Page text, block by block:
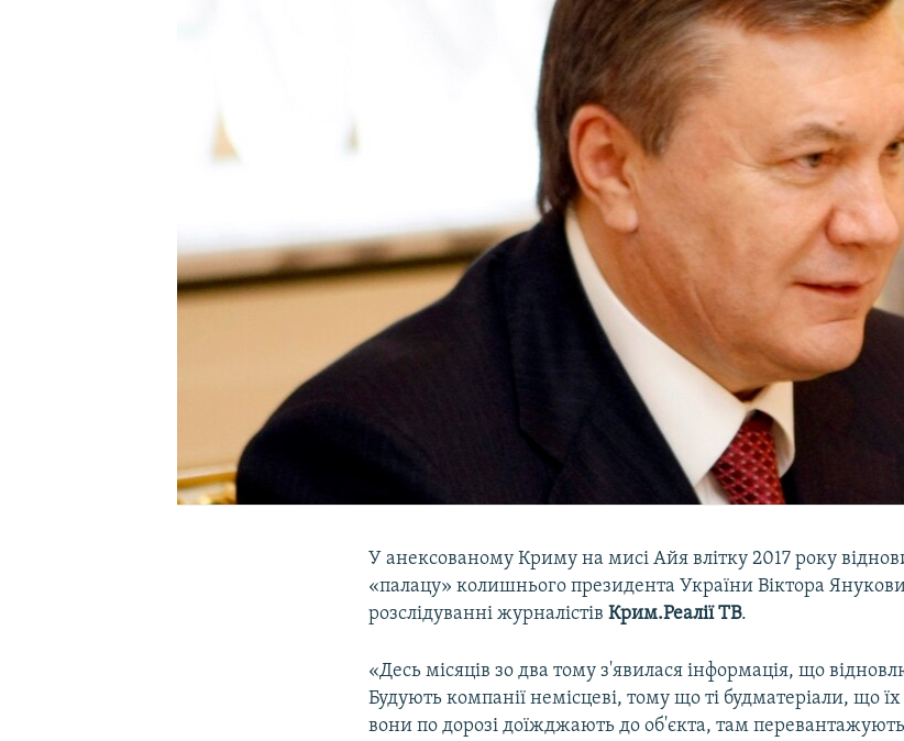
У анексованому Криму на мисі Айя влітку 2017 року
«палацу» колишнього президента України Віктора
розслідуванні журналістівКрим.Реалії ТВ.
«Десь місяців зо два тому з'явилася інформація, що
Будують компанії немісцеві, тому що ті будматеріали, що їх
вони по дорозі доїжджають до об'єкта, там